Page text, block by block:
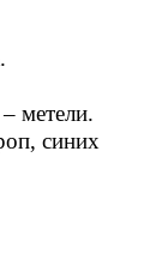
метели.
синих